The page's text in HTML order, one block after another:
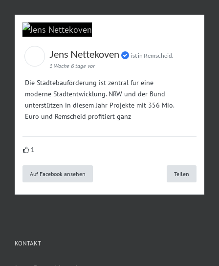
Jens Nettekoven
ist in Remscheid.
1 Woche 6 tage vor
Die Städtebauförderung ist zentral für eine
moderne Stadtentwicklung. NRW und der Bund
unterstützen in diesem Jahr Projekte mit 356 Mio.
Euro und Remscheid profitiert ganz
1
Auf Facebook ansehen Teilen
KONTAKT